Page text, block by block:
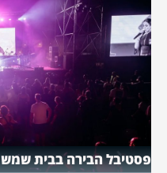
פסטיבל הבירה בבית שמש